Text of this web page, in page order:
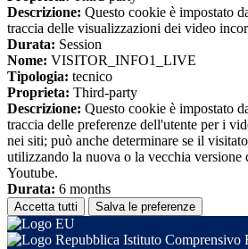
Descrizione: Questo cookie è impostato
traccia delle visualizzazioni dei video
Durata: Session
Nome: VISITOR_INFO1_LIVE
Tipologia: tecnico
Proprieta: Third-party
Descrizione: Questo cookie è impostato
traccia delle preferenze dell'utente per i
nei siti; può anche determinare se il
utilizzando la nuova o la vecchia versione
Youtube.
Durata: 6 months
Accetta tutti Salva le preferenze
Istituto Comprensivo